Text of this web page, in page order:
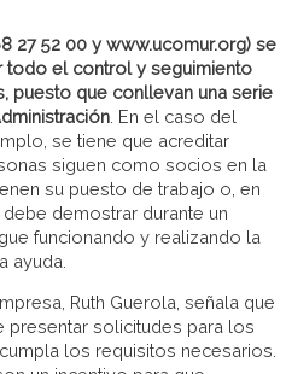
27 52 00 y www.ucomur.org) se
todo el control y seguimiento
puesto que conllevan una serie
. En el caso del
se tiene que acreditar
siguen como socios en la
su puesto de trabajo o, en
demostrar durante un
funcionando y realizando la
ayuda.
Ruth Guerola, señala que
presentar solicitudes para los
los requisitos necesarios.